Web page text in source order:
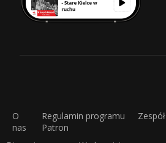
O
nas
Regulamin programu
Patron
Zespół